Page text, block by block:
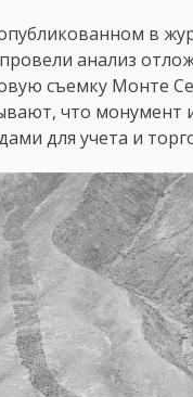
в
анализ
съемку Монте
что монумент
для учета и